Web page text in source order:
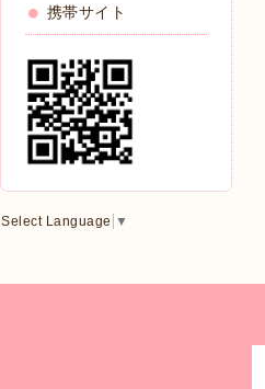
携帯サイト
Select Language ▼